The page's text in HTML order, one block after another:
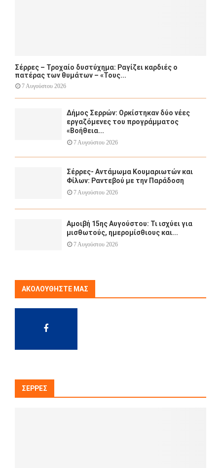
Σέρρες – Τροχαίο δυστύχημα: Ραγίζει καρδιές ο
πατέρας των θυμάτων – «Τους...
7 Αυγούστου 2026
Δήμος Σερρών: Ορκίστηκαν δύο νέες
εργαζόμενες του προγράμματος
«Βοήθεια...
7 Αυγούστου 2026
Σέρρες- Αντάμωμα Κουμαριωτών και
Φίλων: Ραντεβού με την Παράδοση
7 Αυγούστου 2026
Αμοιβή 15ης Αυγούστου: Τι ισχύει για
μισθωτούς, ημερομίσθιους και...
7 Αυγούστου 2026
ΑΚΟΛΟΥΘΉΣΤΕ ΜΑΣ
ΣΈΡΡΕΣ